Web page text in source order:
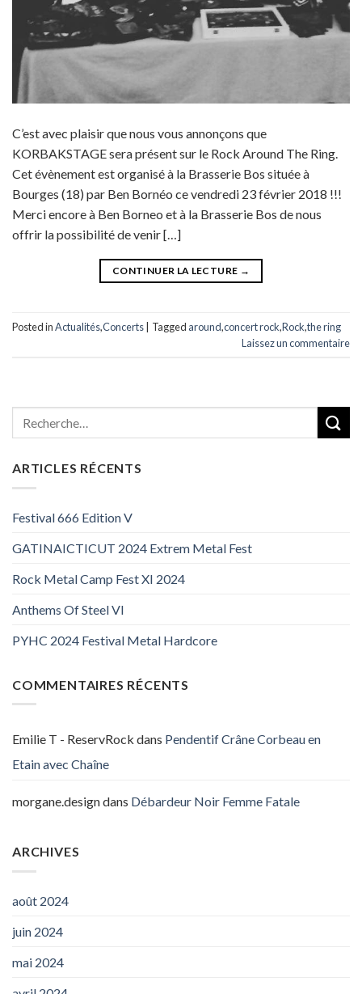
C’est avec plaisir que nous vous annonçons que
KORBAKSTAGE sera présent sur le Rock Around The Ring.
Cet évènement est organisé à la Brasserie Bos située à
Bourges (18) par Ben Bornéo ce vendredi 23 février 2018 !!!
Merci encore à Ben Borneo et à la Brasserie Bos de nous
offrir la possibilité de venir […]
CONTINUER LA LECTURE →
Posted inActualités,Concerts| Tagged around,concert rock,Rock,the ring
Laissez un commentaire
ARTICLES RÉCENTS
Festival 666 Edition V
GATINAICTICUT 2024 Extrem Metal Fest
Rock Metal Camp Fest XI 2024
Anthems Of Steel VI
PYHC 2024 Festival Metal Hardcore
COMMENTAIRES RÉCENTS
Emilie T - ReservRock dans Pendentif Crâne Corbeau en
Etain avec Chaîne
morgane.designdans Débardeur Noir Femme Fatale
ARCHIVES
août 2024
juin 2024
mai 2024